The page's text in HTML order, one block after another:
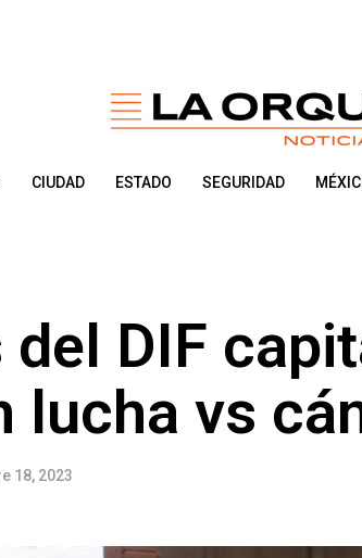
CIUDAD ESTADO SEGURIDAD
DIF
lucha vs
18, 2023